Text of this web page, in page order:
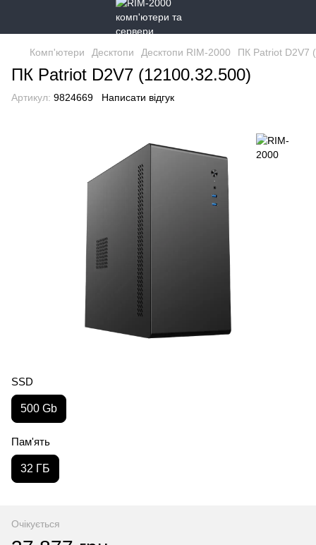
Комп'ютери Десктопи Десктопи RIM-2000 ПК Patriot D2V7
ПК Patriot D2V7 (12100.32.500)
Артикул: 9824669 Написати відгук
SSD
500 Gb
Пам'ять
32 ГБ
Очікується